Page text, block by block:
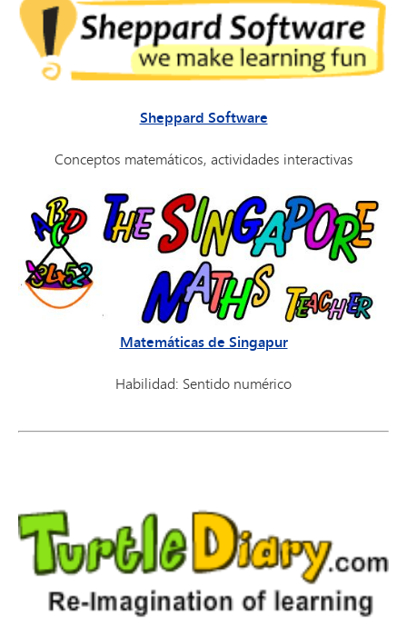
Sheppard Software
Conceptos matemáticos, actividades interactivas
Matemáticas de Singapur
Habilidad: Sentido numérico